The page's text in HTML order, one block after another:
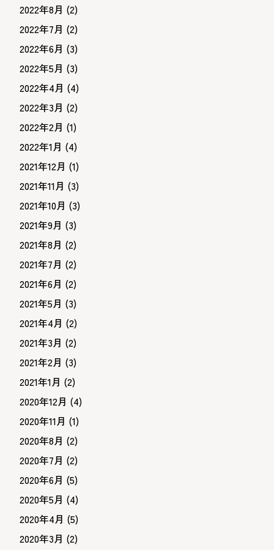
2022年8月 (2)
2022年7月 (2)
2022年6月 (3)
2022年5月 (3)
2022年4月 (4)
2022年3月 (2)
2022年2月 (1)
2022年1月 (4)
2021年12月 (1)
2021年11月 (3)
2021年10月 (3)
2021年9月 (3)
2021年8月 (2)
2021年7月 (2)
2021年6月 (2)
2021年5月 (3)
2021年4月 (2)
2021年3月 (2)
2021年2月 (3)
2021年1月 (2)
2020年12月 (4)
2020年11月 (1)
2020年8月 (2)
2020年7月 (2)
2020年6月 (5)
2020年5月 (4)
2020年4月 (5)
2020年3月 (2)